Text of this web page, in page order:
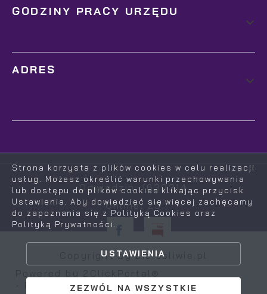
GODZINY PRACY URZĘDU
ADRES
Odwiedzin: 1639314
Online: 25
Copyright by bialosliwie.pl
- Portale nowej generacji
Strona korzysta z plików cookies w celu realizacji
usług. Możesz określić warunki przechowywania
lub dostępu do plików cookies klikając przycisk
Ustawienia. Aby dowiedzieć się więcej zachęcamy
do zapoznania się z Polityką Cookies oraz
Polityką Prywatności.
USTAWIENIA
ZEZWÓL NA WSZYSTKIE
ZAPISZ WYBRANE
ZEZWÓL NA WSZYSTKIE